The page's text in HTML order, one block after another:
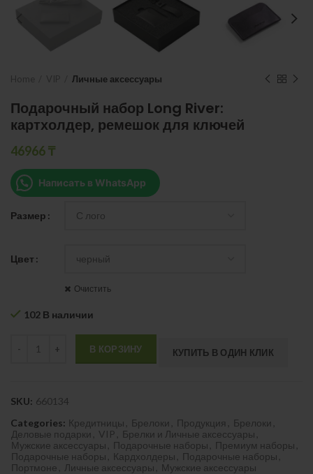
Личные аксессуары
Подарочный набор Long River:
картхолдер, ремешок для ключей
46966₸
Написать в WhatsApp
Размер
Цвет
Очистить
102 В наличии
В КОРЗИНУ КУПИТЬ В ОДИН КЛИК
SKU: 660134
Categories: Кредитницы Брелоки Продукция Брелоки
Деловые подарки
VIP Брелки и Личные аксессуары
Мужские аксессуары
Подарочные наборы Премиум наборы
Подарочные наборы
Кардхолдеры Подарочные наборы
Портмоне
Личные аксессуары Мужские аксессуары